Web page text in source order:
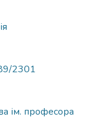
2301
ім. професора